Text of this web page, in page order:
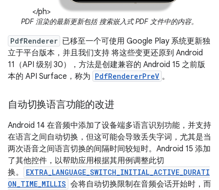
</ph>
PDF 渲染的最新更新包括 搜索嵌入式 PDF 文件中的内容。
PdfRenderer 已移至一个可使用 Google Play 系统更新独
立于平台版本，并且我们支持 将这些变更还原到 Android
11（API 级别 30），方法是创建兼容的 Android 15 之前版
本的 API Surface，称为 PdfRendererPreV 。
自动切换语言功能的改进
Android 14 在音频中添加了设备端多语言识别功能，并支持
在语言之间自动切换，但这可能会导致丢失字词，尤其是当
两次语音之间语言切换的间隔时间较短时。Android 15 添加
了其他控件，以帮助应用根据其用例调整此切
换。
EXTRA_LANGUAGE_SWITCH_INITIAL_ACTIVE_DURATI
ON_TIME_MILLIS 会将自动切换限制在音频会话开始时，而